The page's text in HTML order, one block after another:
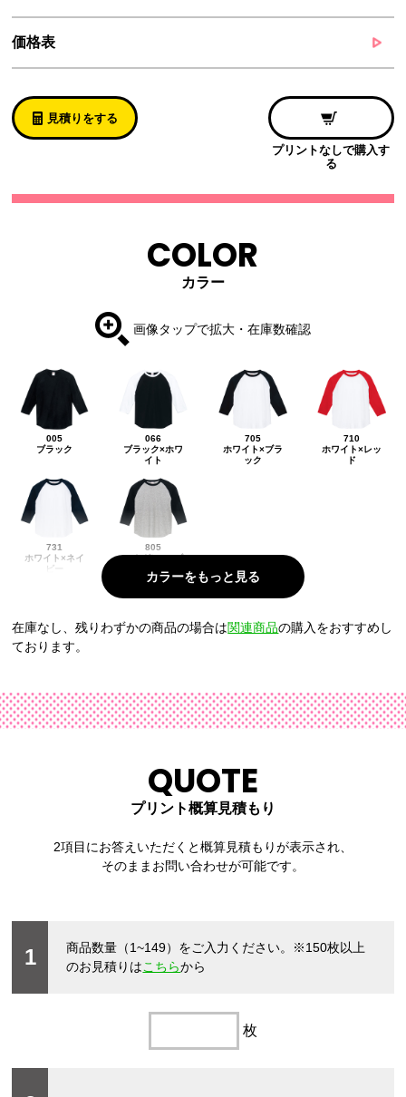
価格表
見積りをする
プリントなしで購入す
る
COLOR
カラー
画像タップで拡大・在庫数確認
005
ブラック
066
ブラック×ホワ
イト
705
ホワイト×ブラ
ック
710
ホワイト×レッ
ド
731
ホワイト×ネイ
ビー
805
モクグレー×ブ
在庫なし、残りわずかの商品の場合は関連商品の購入をおすすめし
ております。
QUOTE
プリント概算見積もり
2項目にお答えいただくと概算見積もりが表示され、
そのままお問い合わせが可能です。
1 商品数量（1~149）をご入力ください。 ※150枚以上
のお見積りはこちらから
枚